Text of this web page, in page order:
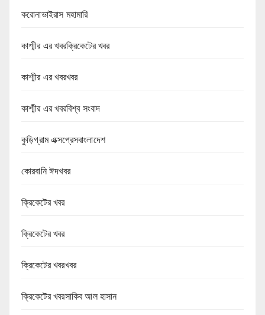
করোনাভাইরাস মহামারি
কাশ্মীর এর খবরক্রিকেটের খবর
কাশ্মীর এর খবরখবর
কাশ্মীর এর খবরবিশ্ব সংবাদ
কুড়িগ্রাম এক্সপ্রেসবাংলাদেশ
কোরবানি ঈদখবর
ক্রিকেটের খবর
ক্রিকেটের খবর
ক্রিকেটের খবরখবর
ক্রিকেটের খবরসাকিব আল হাসান